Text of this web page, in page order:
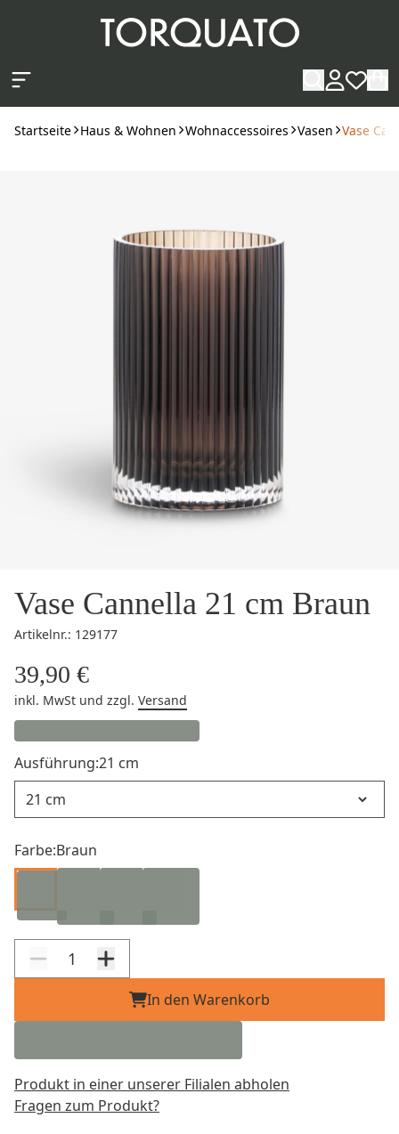
Startseite Haus & Wohnen Wohnaccessoires Vasen Vase
Vase Cannella 21 cm Braun
Artikelnr.: 129177
39,90 €
inkl. MwSt und zzgl. Versand
Ausführung:21 cm
Farbe:Braun
In den Warenkorb
Produkt in einer unserer Filialen abholen
Fragen zum Produkt?